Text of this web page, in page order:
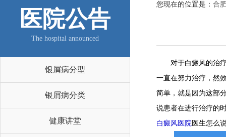
医院公告
The hospital announced
银屑病分型
银屑病分类
健康讲堂
您现在的位置是： 合
对于白癜风的治疗
一直在努力治疗，然
简单，就是因为这部
说患者在进行治疗的
白癜风医院 医生怎么